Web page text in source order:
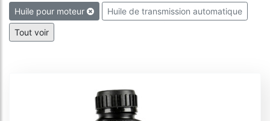
Huile pour moteur Huile de transmission automatique
Huile pour boîte de vitesses manuelle
Tout voir